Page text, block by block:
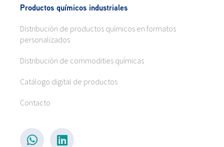
Productos químicos industriales
Distribución de productos químicos en formatos
personalizados
Distribución de commodities químicas
Catálogo digital de productos
Contacto